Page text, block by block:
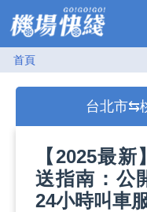
首頁
台北市⇆
【2025最
送指南：公
24小時叫車